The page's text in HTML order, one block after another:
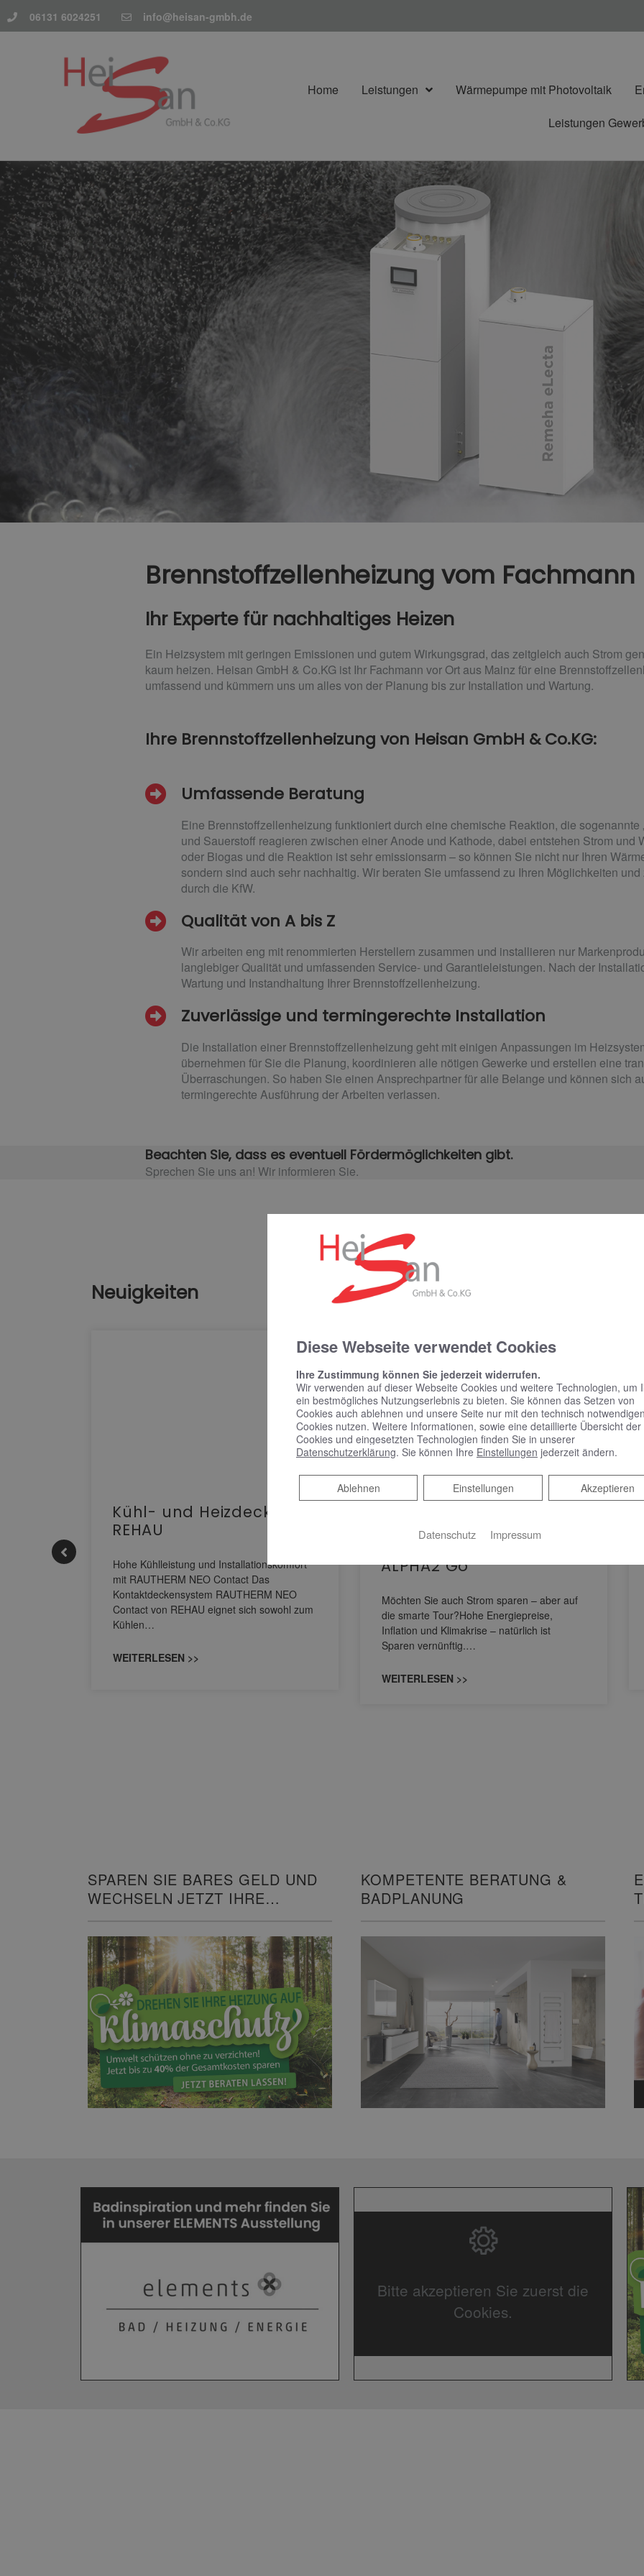
06131 6024251 info@heisan-gmbh.de
Home Leistungen Wärmepumpe mit Photovoltaik
Leistungen
Brennstoffzellenheizung vom Fachmann
Ihr Experte für nachhaltiges Heizen
Ein Heizsystem mit geringen Emissionen und gutem Wirkungsgrad, das zeitgleich auch Strom
kaum heizen. Heisan GmbH & Co.KG ist Ihr Fachmann vor Ort aus Mainz für eine
umfassend und kümmern uns um alles von der Planung bis zur Installation und Wartung.
Ihre Brennstoffzellenheizung von Heisan GmbH & Co.KG:
Umfassende Beratung
Eine Brennstoffzellenheizung funktioniert durch eine chemische Reaktion, die sogenannte
und Sauerstoff reagieren zwischen einer Anode und Kathode, dabei entstehen Strom und
oder Biogas und die Reaktion ist sehr emissionsarm – so können Sie nicht nur Ihren
sondern sind auch sehr nachhaltig. Wir beraten Sie umfassend zu Ihren Möglichkeiten
durch die KfW.
Qualität von A bis Z
Wir arbeiten eng mit renommierten Herstellern zusammen und installieren nur
langlebiger Qualität und umfassenden Service- und Garantieleistungen. Nach der
Wartung und Instandhaltung Ihrer Brennstoffzellenheizung.
Zuverlässige und termingerechte Installation
Die Installation einer Brennstoffzellenheizung geht mit einigen Anpassungen im
übernehmen für Sie die Planung, koordinieren alle nötigen Gewerke und erstellen eine
Überraschungen. So haben Sie einen Ansprechpartner für alle Belange und können sich
termingerechte Ausführung der Arbeiten verlassen.
Beachten Sie, dass es eventuell Fördermöglichkeiten gibt.
Sprechen Sie uns an! Wir informieren Sie.​
Neuigkeiten
Kühl- und Heizdecke |
REHAU
Hohe Kühlleistung und Installationskomfort
mit RAUTHERM NEO Contact Das
Kontaktdeckensystem RAUTHERM NEO
Contact von REHAU eignet sich sowohl zum
Kühlen…
WEITERLESEN >>
Heizungspumpe
austauschen | Grundfos
ALPHA2 Go
Möchten Sie auch Strom sparen – aber auf
die smarte Tour?Hohe Energiepreise,
Inflation und Klimakrise – natürlich ist
Sparen vernünftig.…
WEITERLESEN >>
SPAREN SIE BARES GELD UND
WECHSELN JETZT IHRE
KOMPETENTE BERATUNG &
BADPLANUNG
Bitte akzeptieren Sie zuerst die
Cookies.
Diese Webseite verwendet Cookies
Ihre Zustimmung können Sie jederzeit widerrufen.
Wir verwenden auf dieser Webseite Cookies und weitere Technologien, um
ein bestmögliches Nutzungserlebnis zu bieten. Sie können das Setzen von
Cookies auch ablehnen und unsere Seite nur mit den technisch notwendigen
Cookies nutzen. Weitere Informationen, sowie eine detaillierte Übersicht der
Cookies und eingesetzten Technologien finden Sie in unserer
Datenschutzerklärung. Sie können Ihre Einstellungen jederzeit ändern.
Akzeptieren
Einstellungen
Ablehnen
Ablehnen
Datenschutz Impressum